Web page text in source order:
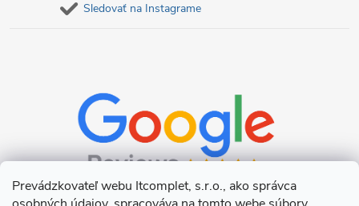
Prevádzkovateľ webu Itcomplet, s.r.o., ako správca
Sledovať na Instagrame